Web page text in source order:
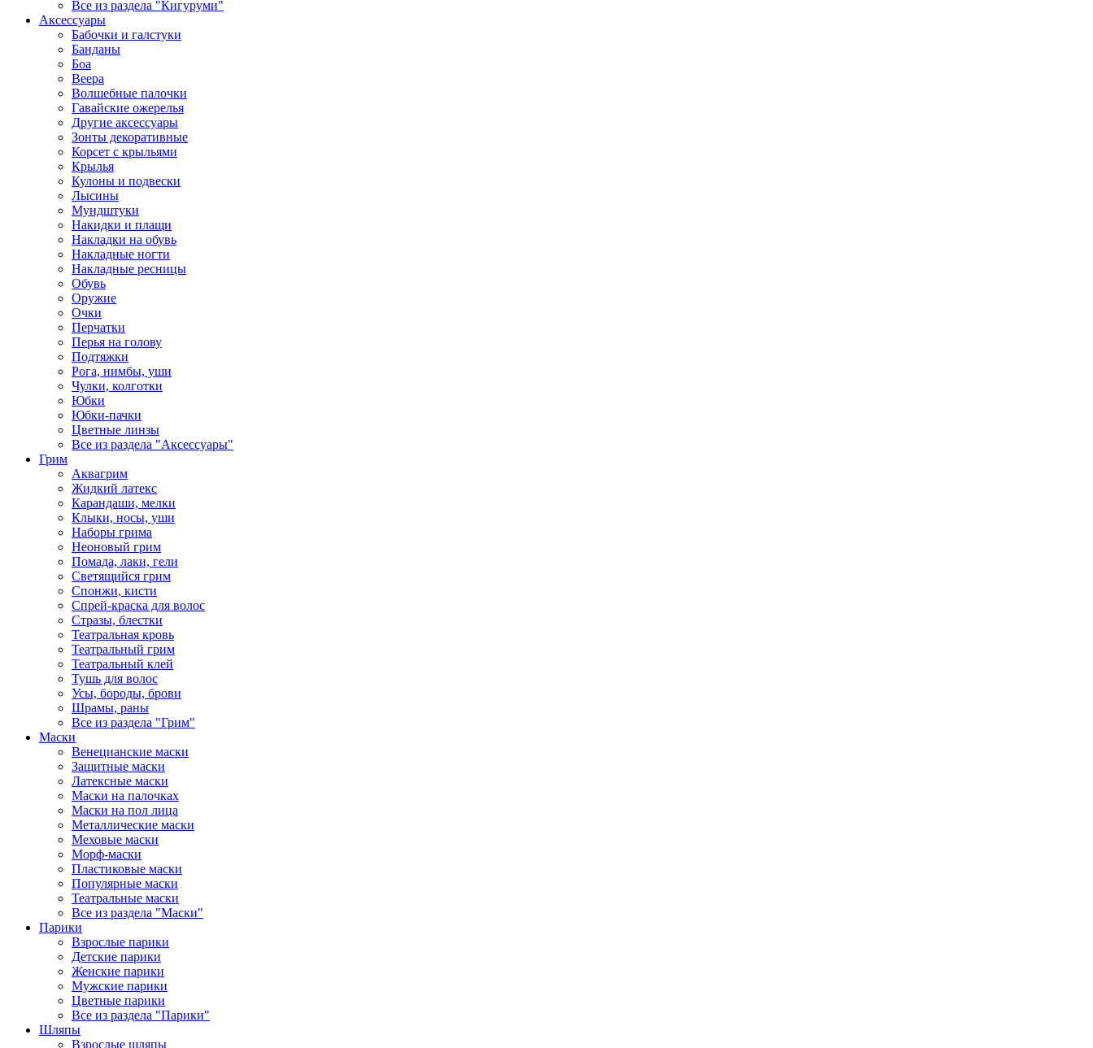
Все из раздела "Кигуруми"
Аксессуары
Бабочки и галстуки
Банданы
Боа
Веера
Волшебные палочки
Гавайские ожерелья
Другие аксессуары
Зонты декоративные
Корсет с крыльями
Крылья
Кулоны и подвески
Лысины
Мундштуки
Накидки и плащи
Накладки на обувь
Накладные ногти
Накладные ресницы
Обувь
Оружие
Очки
Перчатки
Перья на голову
Подтяжки
Рога, нимбы, уши
Чулки, колготки
Юбки
Юбки-пачки
Цветные линзы
Все из раздела "Аксессуары"
Грим
Аквагрим
Жидкий латекс
Карандаши, мелки
Клыки, носы, уши
Наборы грима
Неоновый грим
Помада, лаки, гели
Светящийся грим
Спонжи, кисти
Спрей-краска для волос
Стразы, блестки
Театральная кровь
Театральный грим
Театральный клей
Тушь для волос
Усы, бороды, брови
Шрамы, раны
Все из раздела "Грим"
Маски
Венецианские маски
Защитные маски
Латексные маски
Маски на палочках
Маски на пол лица
Металлические маски
Меховые маски
Морф-маски
Пластиковые маски
Популярные маски
Театральные маски
Все из раздела "Маски"
Парики
Взрослые парики
Детские парики
Женские парики
Мужские парики
Цветные парики
Все из раздела "Парики"
Шляпы
Взрослые шляпы